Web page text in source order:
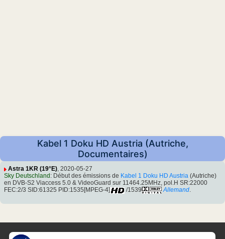
Kabel 1 Doku HD Austria (Autriche,
Documentaires)
Astra 1KR (19°E), 2020-05-27
Sky Deutschland : Début des émissions de Kabel 1 Doku HD Austria (Autriche)
en DVB-S2 Viaccess 5.0 & VideoGuard sur 11464.25MHz, pol.H SR:22000
FEC:2/3 SID:61325 PID:1535[MPEG-4]
/1539 Allemand.